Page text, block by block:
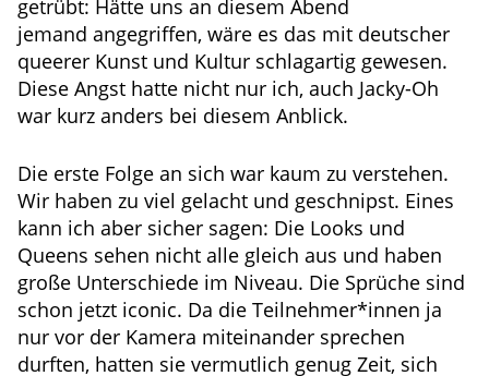
getrübt: Hätte uns an diesem Abend
jemand angegriffen, wäre es das mit deutscher
queerer Kunst und Kultur schlagartig gewesen.
Diese Angst hatte nicht nur ich, auch Jacky-Oh
war kurz anders bei diesem Anblick.
Die erste Folge an sich war kaum zu verstehen.
Wir haben zu viel gelacht und geschnipst. Eines
kann ich aber sicher sagen: Die Looks und
Queens sehen nicht alle gleich aus und haben
große Unterschiede im Niveau. Die Sprüche sind
schon jetzt iconic. Da die Teilnehmer*innen ja
nur vor der Kamera miteinander sprechen
durften, hatten sie vermutlich genug Zeit, sich